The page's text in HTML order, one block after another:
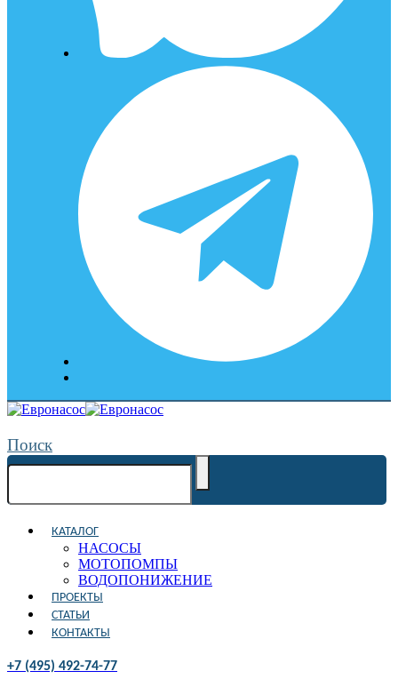
Поиск
КАТАЛОГ
НАСОСЫ
МОТОПОМПЫ
ВОДОПОНИЖЕНИЕ
ПРОЕКТЫ
СТАТЬИ
КОНТАКТЫ
+7 (495) 492-74-77